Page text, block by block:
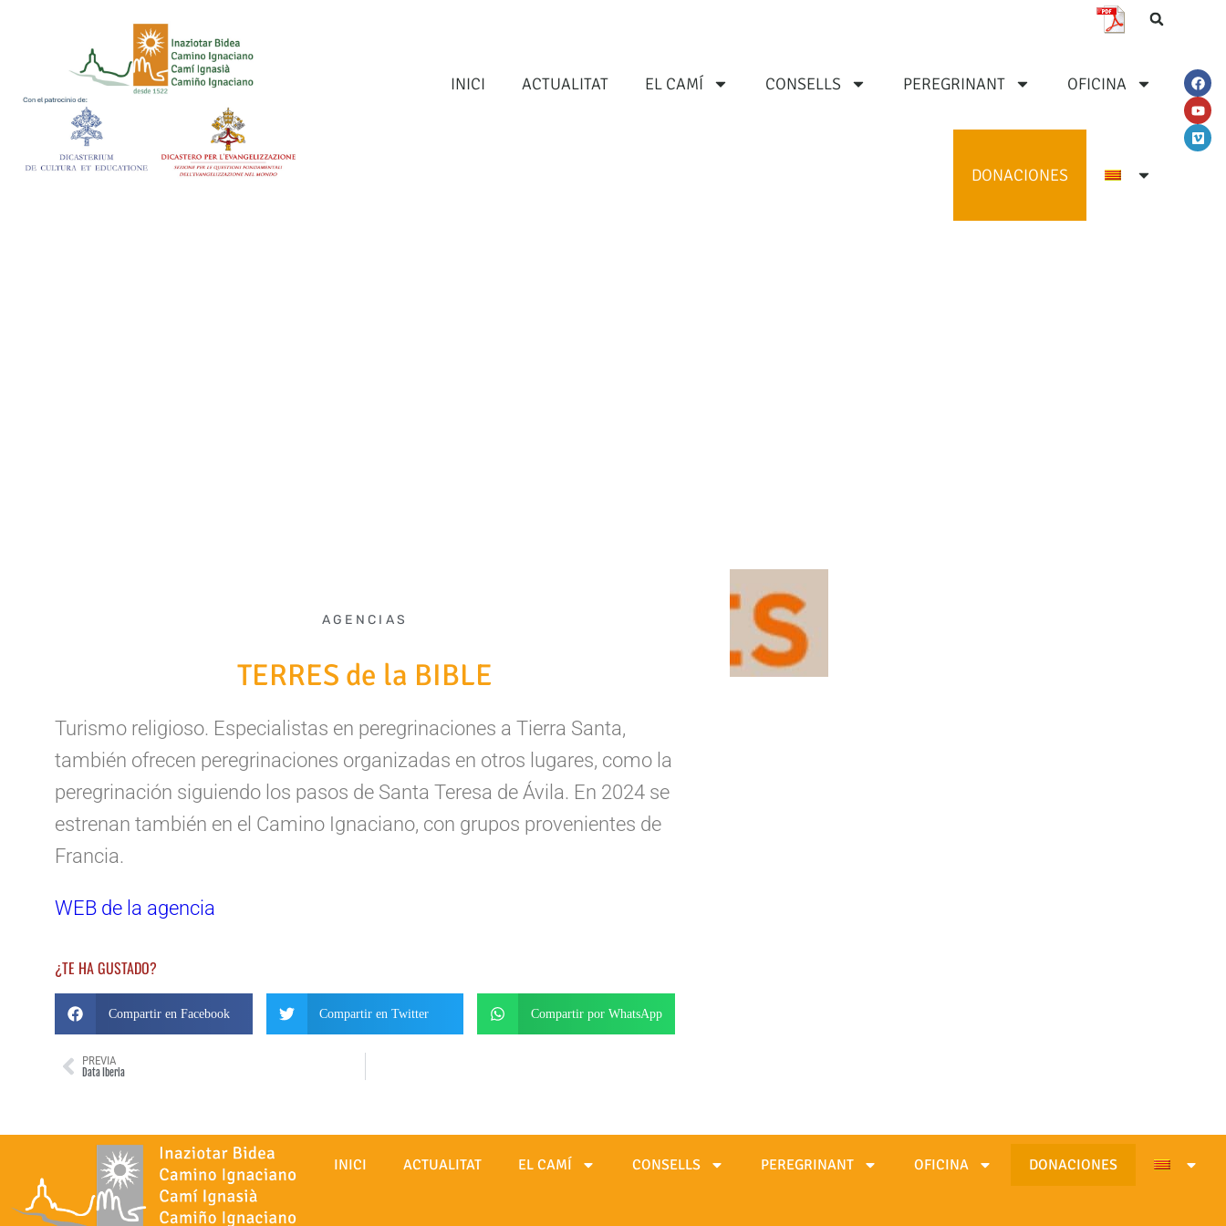
INICI ACTUALITAT EL CAMÍ CONSELLS PEREGRINANT OFICINA
DONACIONES
AGENCIAS
TERRES de la BIBLE
Turismo religioso. Especialistas en peregrinaciones a Tierra Santa,
también ofrecen peregrinaciones organizadas en otros lugares, como la
peregrinación siguiendo los pasos de Santa Teresa de Ávila. En 2024 se
estrenan también en el Camino Ignaciano, con grupos provenientes de
Francia.
WEB de la agencia
¿TE HA GUSTADO?
Compartir en Facebook Compartir en Twitter Compartir por WhatsApp
PREVIA
Data Iberia
INICI ACTUALITAT EL CAMÍ CONSELLS PEREGRINANT OFICINA DONACIONES